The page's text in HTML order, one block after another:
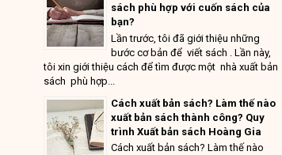
sách phù hợp với cuốn sách của
bạn?
Lần trước, tôi đã giới thiệu những
bước cơ bản để viết sách . Lần này,
tôi xin giới thiệu cách để tìm được một nhà xuất bản
sách phù hợp...
Cách xuất bản sách? Làm thế nào
xuất bản sách thành công? Quy
trình Xuất bản sách Hoàng Gia
Cách xuất bản sách? Làm thế nào